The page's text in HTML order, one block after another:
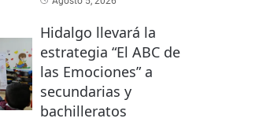
Hidalgo llevará la
estrategia “El ABC de
las Emociones” a
secundarias y
bachilleratos